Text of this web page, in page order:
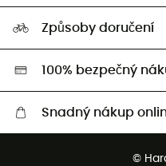
Naši Ambasadoři
HardGreen
Způsoby doručení
100% bezpečný
Snadný nákup
©